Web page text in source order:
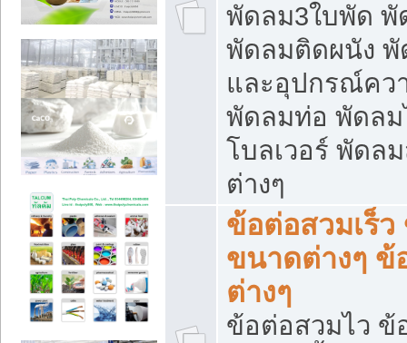
พัดลม3ใบพัด พั
พัดลมติดผนัง
และอุปกรณ์คว
พัดลมท่อ พัดลม
โบลเวอร์ พัดล
ต่างๆ
ข้อต่อสวมเร็
ขนาดต่างๆ ข้
ต่างๆ
ข้อต่อสวมไว ข้